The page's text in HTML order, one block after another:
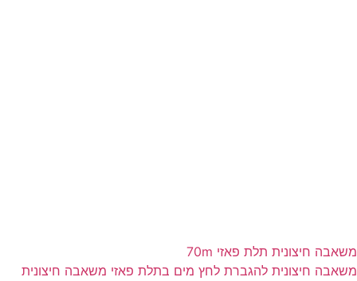
משאבה חיצונית תלת פאזי 70m
משאבה חיצונית להגברת לחץ מים בתלת פאזי משאבה חיצונית